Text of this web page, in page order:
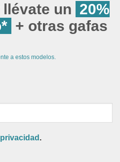
llévate un 20%
+ otras gafas
a estos modelos.
.